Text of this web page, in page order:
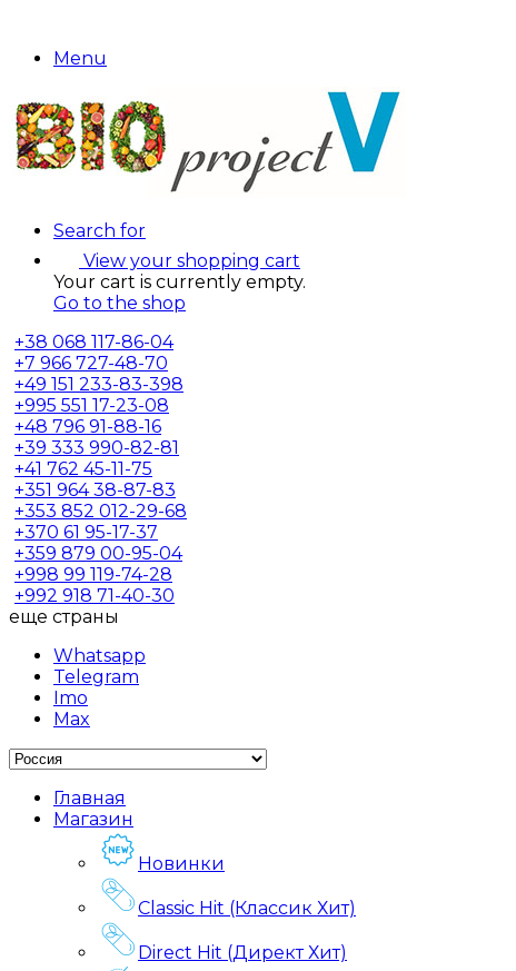
Menu
Search for
View your shopping cart
Your cart is currently empty.
Go to the shop
+38 068 117-86-04
+7 966 727-48-70
+49 151 233-83-398
+995 551 17-23-08
+48 796 91-88-16
+39 333 990-82-81
+41 762 45-11-75
+351 964 38-87-83
+353 852 012-29-68
+370 61 95-17-37
+359 879 00-95-04
+998 99 119-74-28
+992 918 71-40-30
еще страны
Whatsapp
Telegram
Imo
Max
Главная
Магазин
Новинки
Classic Hit (Классик Хит)
Direct Hit (Директ Хит)